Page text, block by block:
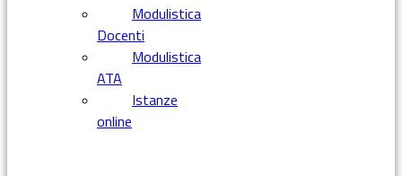
Modulistica
Docenti
Modulistica
ATA
Istanze
online